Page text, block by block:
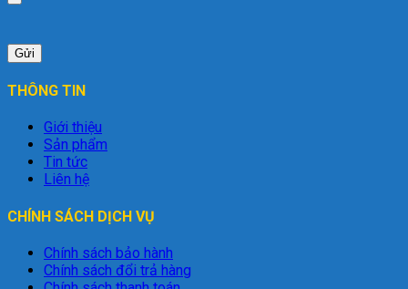
THÔNG TIN
Giới thiệu
Sản phẩm
Tin tức
Liên hệ
CHÍNH SÁCH DỊCH VỤ
Chính sách bảo hành
Chính sách đổi trả hàng